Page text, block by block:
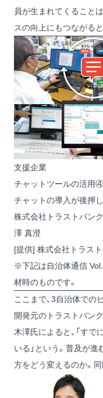
員が生まれてくること
スの向上にもつながる
支援企業
チャットツールの活用④
チャットの導入が後押し
株式会社トラストバ
澤 真澄
[提供] 株式会社トラス
※下記は自治体通信
材時のものです。
ここまで、3自治体での
開発元のトラストバン
木澤氏によると、「す
いる」という。普及が進
方をどう変えるのか。同